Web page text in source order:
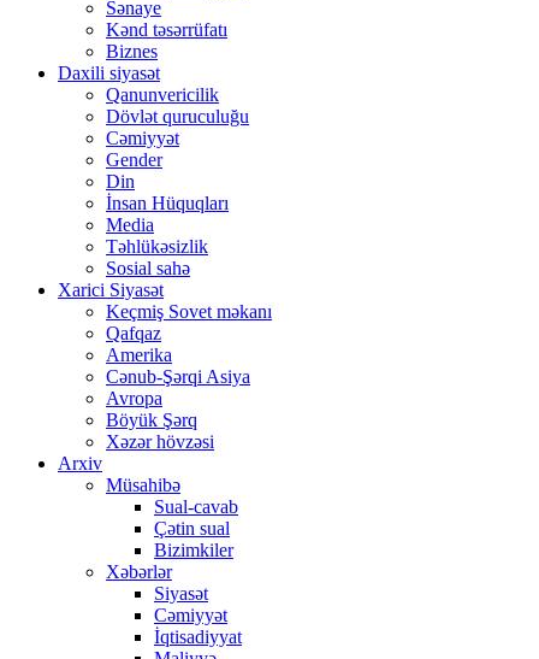
Sənaye
Kənd təsərrüfatı
Biznes
Daxili siyasət
Qanunvericilik
Dövlət quruculuğu
Cəmiyyət
Gender
Din
İnsan Hüquqları
Media
Təhlükəsizlik
Sosial sahə
Xarici Siyasət
Keçmiş Sovet məkanı
Qafqaz
Amerika
Cənub-Şərqi Asiya
Avropa
Böyük Şərq
Xəzər hövzəsi
Arxiv
Müsahibə
Sual-cavab
Çətin sual
Bizimkiler
Xəbərlər
Siyasət
Cəmiyyət
İqtisadiyyat